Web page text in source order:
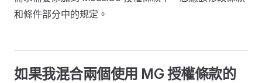
和條件部分中的規定。
如果我混合兩個使用 MG 授權條款的